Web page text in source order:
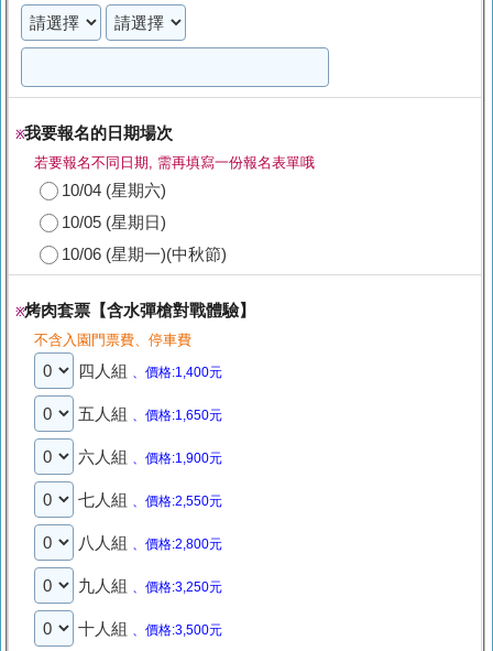
※我要報名的日期場次
若要報名不同日期, 需再填寫一份報名表單哦
10/04 (星期六)
10/05 (星期日)
10/06 (星期一)(中秋節)
※烤肉套票【含水彈槍對戰體驗】
不含入園門票費、停車費
四人組 、價格:1,400元
五人組 、價格:1,650元
六人組 、價格:1,900元
七人組 、價格:2,550元
八人組 、價格:2,800元
九人組 、價格:3,250元
十人組 、價格:3,500元